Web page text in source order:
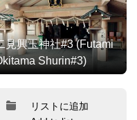
見興玉神社#3 (Futami
Shurin#3)
リストに追加